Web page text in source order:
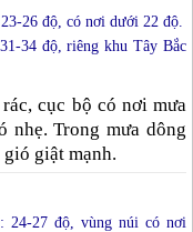
26 độ, có nơi dưới 22 độ.
34 độ, riêng khu Tây Bắc
cục bộ có nơi mưa
nhẹ. Trong mưa dông
gió giật mạnh.
24-27 độ, vùng núi có nơi